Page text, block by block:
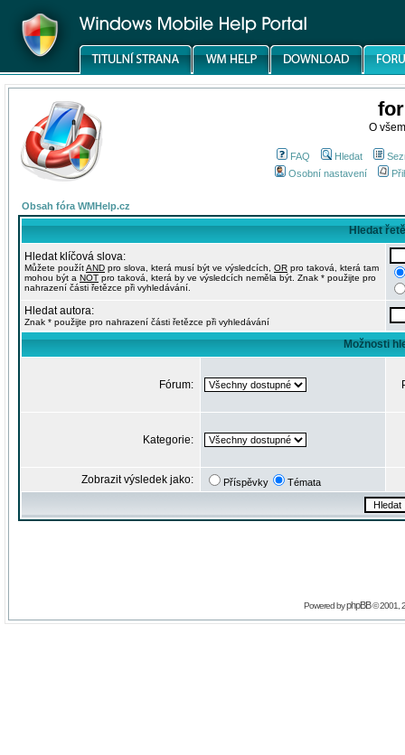
O
FAQ Hledat
Osobní nastavení
Obsah fóra WMHelp.cz
Hledat
Hledat klíčová slova:
Můžete použítAND pro slova, která musí být ve výsledcích, OR pro taková, která tam
mohou být a NOT pro taková, která by ve výsledcích neměla být. Znak * použijte pro
nahrazení části řetězce při vyhledávání.
Hledat autora:
Znak * použijte pro nahrazení části řetězce při vyhledávání
Možnosti
Fórum:
Kategorie:
Zobrazit výsledek jako: Příspěvky Témata
Powered byphpBB© 2001,